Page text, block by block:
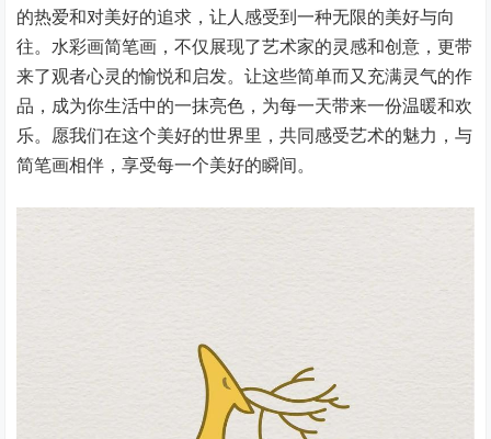
的热爱和对美好的追求，让人感受到一种无限的美好与向
往。水彩画简笔画，不仅展现了艺术家的灵感和创意，更带
来了观者心灵的愉悦和启发。让这些简单而又充满灵气的作
品，成为你生活中的一抹亮色，为每一天带来一份温暖和欢
乐。愿我们在这个美好的世界里，共同感受艺术的魅力，与
简笔画相伴，享受每一个美好的瞬间。